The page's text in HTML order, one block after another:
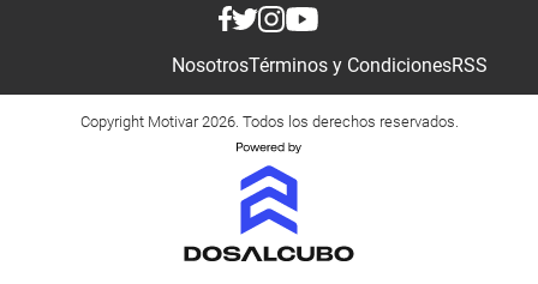
NosotrosTérminos y CondicionesRSS
Copyright Motivar 2026. Todos los derechos reservados.